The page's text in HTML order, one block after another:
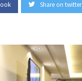
Share on twitter